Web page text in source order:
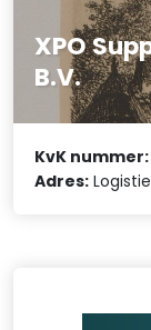
XPO
B.V.
KvK nummer:
Adres: